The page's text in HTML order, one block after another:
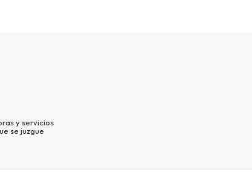
y servicios
se juzgue